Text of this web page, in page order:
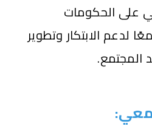
على الحكومات
لدعم الابتكار وتطوير
المجتمع.